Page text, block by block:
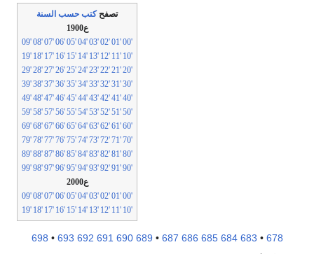
تصفحكتب حسب السنة
ع1900
'00
'01
'02
'03
'04
'05
'06
'07
'08
'09
'10
'11
'12
'13
'14
'15
'16
'17
'18
'19
'20
'21
'22
'23
'24
'25
'26
'27
'28
'29
'30
'31
'32
'33
'34
'35
'36
'37
'38
'39
'40
'41
'42
'43
'44
'45
'46
'47
'48
'49
'50
'51
'52
'53
'54
'55
'56
'57
'58
'59
'60
'61
'62
'63
'64
'65
'66
'67
'68
'69
'70
'71
'72
'73
'74
'75
'76
'77
'78
'79
'80
'81
'82
'83
'84
'85
'86
'87
'88
'89
'90
'91
'92
'93
'94
'95
'96
'97
'98
'99
ع2000
'00
'01
'02
'03
'04
'05
'06
'07
'08
'09
'10
'11
'12
'13
'14
'15
'16
'17
'18
'19
678
•
683
684
685
686
687
•
689
690
691
692
693
•
698